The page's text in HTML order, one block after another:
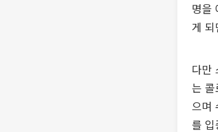
명을
게
다만
는
으며
를